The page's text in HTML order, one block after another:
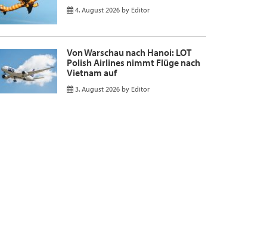
4. August 2026 by Editor
Von Warschau nach Hanoi: LOT
Polish Airlines nimmt Flüge nach
Vietnam auf
3. August 2026 by Editor